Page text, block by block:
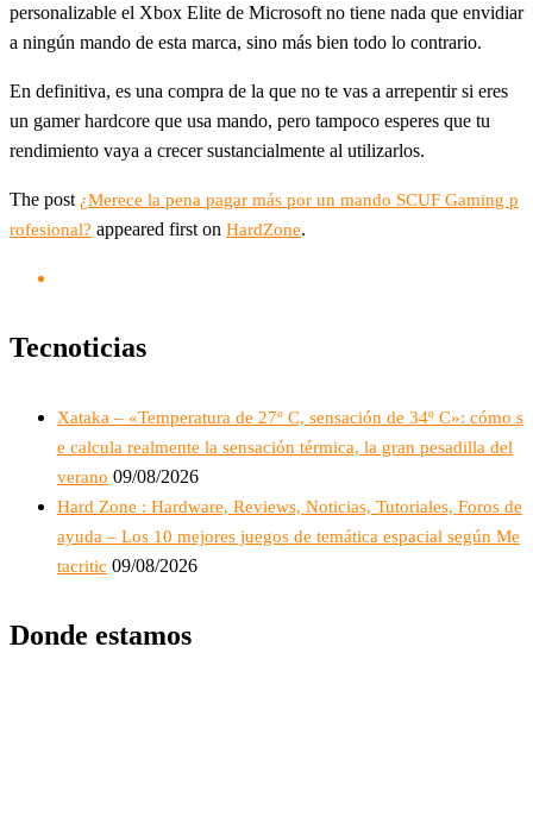
personalizable el Xbox Elite de Microsoft no tiene nada que envidiar
a ningún mando de esta marca, sino más bien todo lo contrario.
En definitiva, es una compra de la que no te vas a arrepentir si eres
un gamer hardcore que usa mando, pero tampoco esperes que tu
rendimiento vaya a crecer sustancialmente al utilizarlos.
The post ¿Merece la pena pagar más por un mando SCUF Gaming p
rofesional? appeared first on HardZone.
Tecnoticias
Xataka – «Temperatura de 27º C, sensación de 34º C»: cómo s
e calcula realmente la sensación térmica, la gran pesadilla del
verano 09/08/2026
Hard Zone : Hardware, Reviews, Noticias, Tutoriales, Foros de
ayuda – Los 10 mejores juegos de temática espacial según Me
tacritic 09/08/2026
Donde estamos